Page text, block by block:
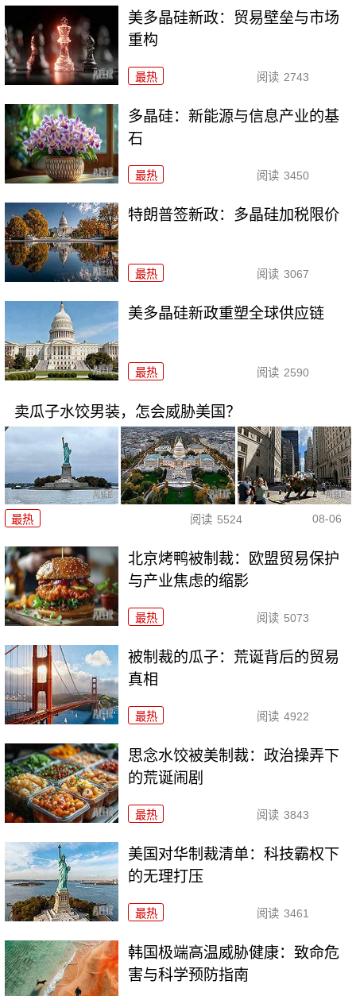
美多晶硅新政：贸易壁垒与市场
重构
最热 阅读 2743
多晶硅：新能源与信息产业的基
石
最热 阅读 3450
特朗普签新政：多晶硅加税限价
最热 阅读 3067
美多晶硅新政重塑全球供应链
最热 阅读 2590
卖瓜子水饺男装，怎会威胁美国？
最热 阅读 5524 08-06
北京烤鸭被制裁：欧盟贸易保护
与产业焦虑的缩影
最热 阅读 5073
被制裁的瓜子：荒诞背后的贸易
真相
最热 阅读 4922
思念水饺被美制裁：政治操弄下
的荒诞闹剧
最热 阅读 3843
美国对华制裁清单：科技霸权下
的无理打压
最热 阅读 3461
韩国极端高温威胁健康：致命危
害与科学预防指南